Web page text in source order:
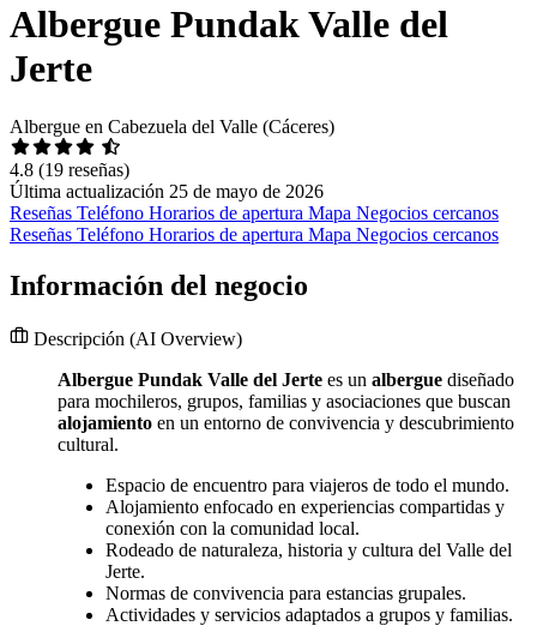
Albergue Pundak Valle del
Jerte
Albergue en Cabezuela del Valle (Cáceres)
4.8 (19 reseñas)
Última actualización 25 de mayo de 2026
Reseñas Teléfono Horarios de apertura Mapa Negocios cercanos
Reseñas Teléfono Horarios de apertura Mapa Negocios cercanos
Información del negocio
Descripción (AI Overview)
Albergue Pundak Valle del Jerte es un albergue diseñado
para mochileros, grupos, familias y asociaciones que buscan
alojamiento en un entorno de convivencia y descubrimiento
cultural.
Espacio de encuentro para viajeros de todo el mundo.
Alojamiento enfocado en experiencias compartidas y
conexión con la comunidad local.
Rodeado de naturaleza, historia y cultura del Valle del
Jerte.
Normas de convivencia para estancias grupales.
Actividades y servicios adaptados a grupos y familias.